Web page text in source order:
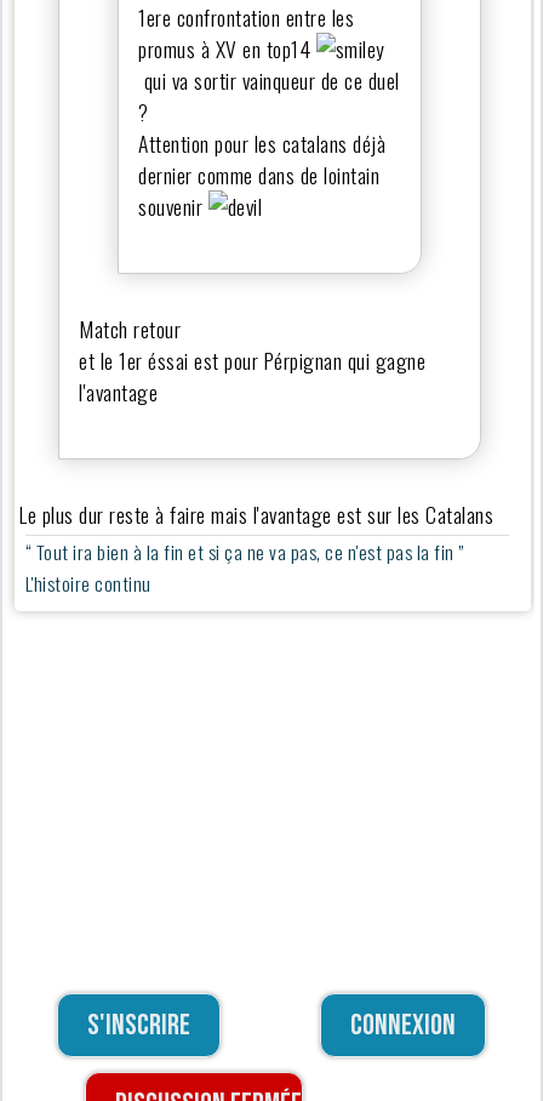
1ere confrontation entre les
promus à XV en top14
qui va sortir vainqueur de ce duel
?
Attention pour les catalans déjà
dernier comme dans de lointain
souvenir
Match retour
et le 1er éssai est pour Pérpignan qui gagne
l'avantage
Le plus dur reste à faire mais l'avantage est sur les Catalans
“ Tout ira bien à la fin et si ça ne va pas, ce n'est pas la fin ”
L'histoire continu
S'inscrire Connexion